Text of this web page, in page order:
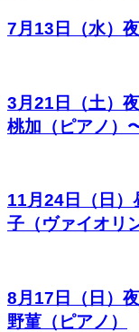
7月13日（水）
3月21日（土）
桃加（ピアノ）
11月24日（日）
子（ヴァイオリ
8月17日（日）
野菫（ピアノ）